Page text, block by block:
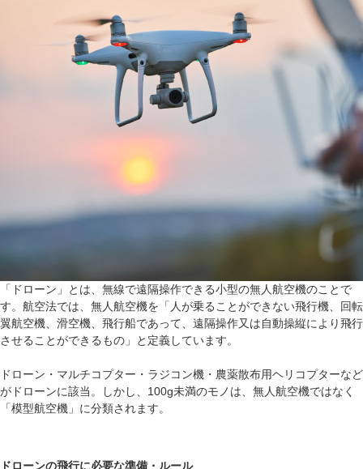
「ドローン」とは、無線で遠隔操作できる小型の無人航空機のことで
す。航空法では、無人航空機を「人が乗ることができない飛行機、回転
翼航空機、滑空機、飛行船であって、遠隔操作又は自動操縦により飛行
させることができるもの」と定義しています。
ドローン・マルチコプター・ラジコン機・農薬散布用ヘリコプターなど
がドローンに該当。しかし、100g未満のモノは、無人航空機ではなく
「模型航空機」に分類されます。
ドローンの飛行に必要な準備・ルール